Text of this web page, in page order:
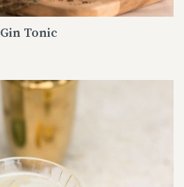
Gin Tonic